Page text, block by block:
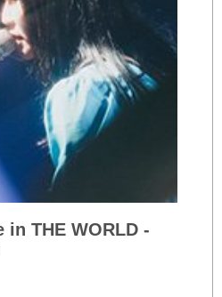
in THE WORLD -